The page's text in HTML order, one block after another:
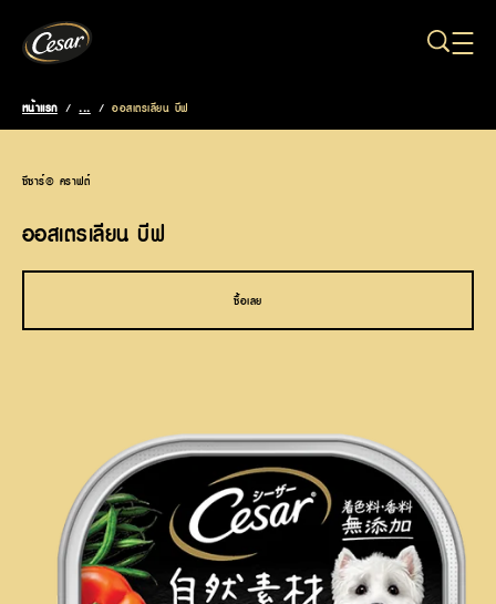
Breadcrumb
หน้าแรก / ... / ออสเตรเลียน บีฟ
ซีซาร์® คราฟต์
ออสเตรเลียน บีฟ
ซื้อเลย